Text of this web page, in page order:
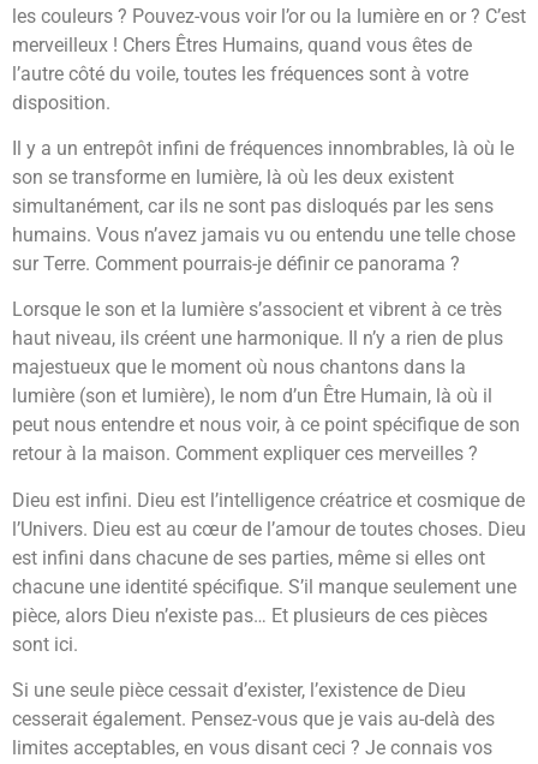
les couleurs ? Pouvez-vous voir l’or ou la lumière en or ? C’est
merveilleux ! Chers Êtres Humains, quand vous êtes de
l’autre côté du voile, toutes les fréquences sont à votre
disposition.
Il y a un entrepôt infini de fréquences innombrables, là où le
son se transforme en lumière, là où les deux existent
simultanément, car ils ne sont pas disloqués par les sens
humains. Vous n’avez jamais vu ou entendu une telle chose
sur Terre. Comment pourrais-je définir ce panorama ?
Lorsque le son et la lumière s’associent et vibrent à ce très
haut niveau, ils créent une harmonique. Il n’y a rien de plus
majestueux que le moment où nous chantons dans la
lumière (son et lumière), le nom d’un Être Humain, là où il
peut nous entendre et nous voir, à ce point spécifique de son
retour à la maison. Comment expliquer ces merveilles ?
Dieu est infini. Dieu est l’intelligence créatrice et cosmique de
l’Univers. Dieu est au cœur de l’amour de toutes choses. Dieu
est infini dans chacune de ses parties, même si elles ont
chacune une identité spécifique. S’il manque seulement une
pièce, alors Dieu n’existe pas… Et plusieurs de ces pièces
sont ici.
Si une seule pièce cessait d’exister, l’existence de Dieu
cesserait également. Pensez-vous que je vais au-delà des
limites acceptables, en vous disant ceci ? Je connais vos